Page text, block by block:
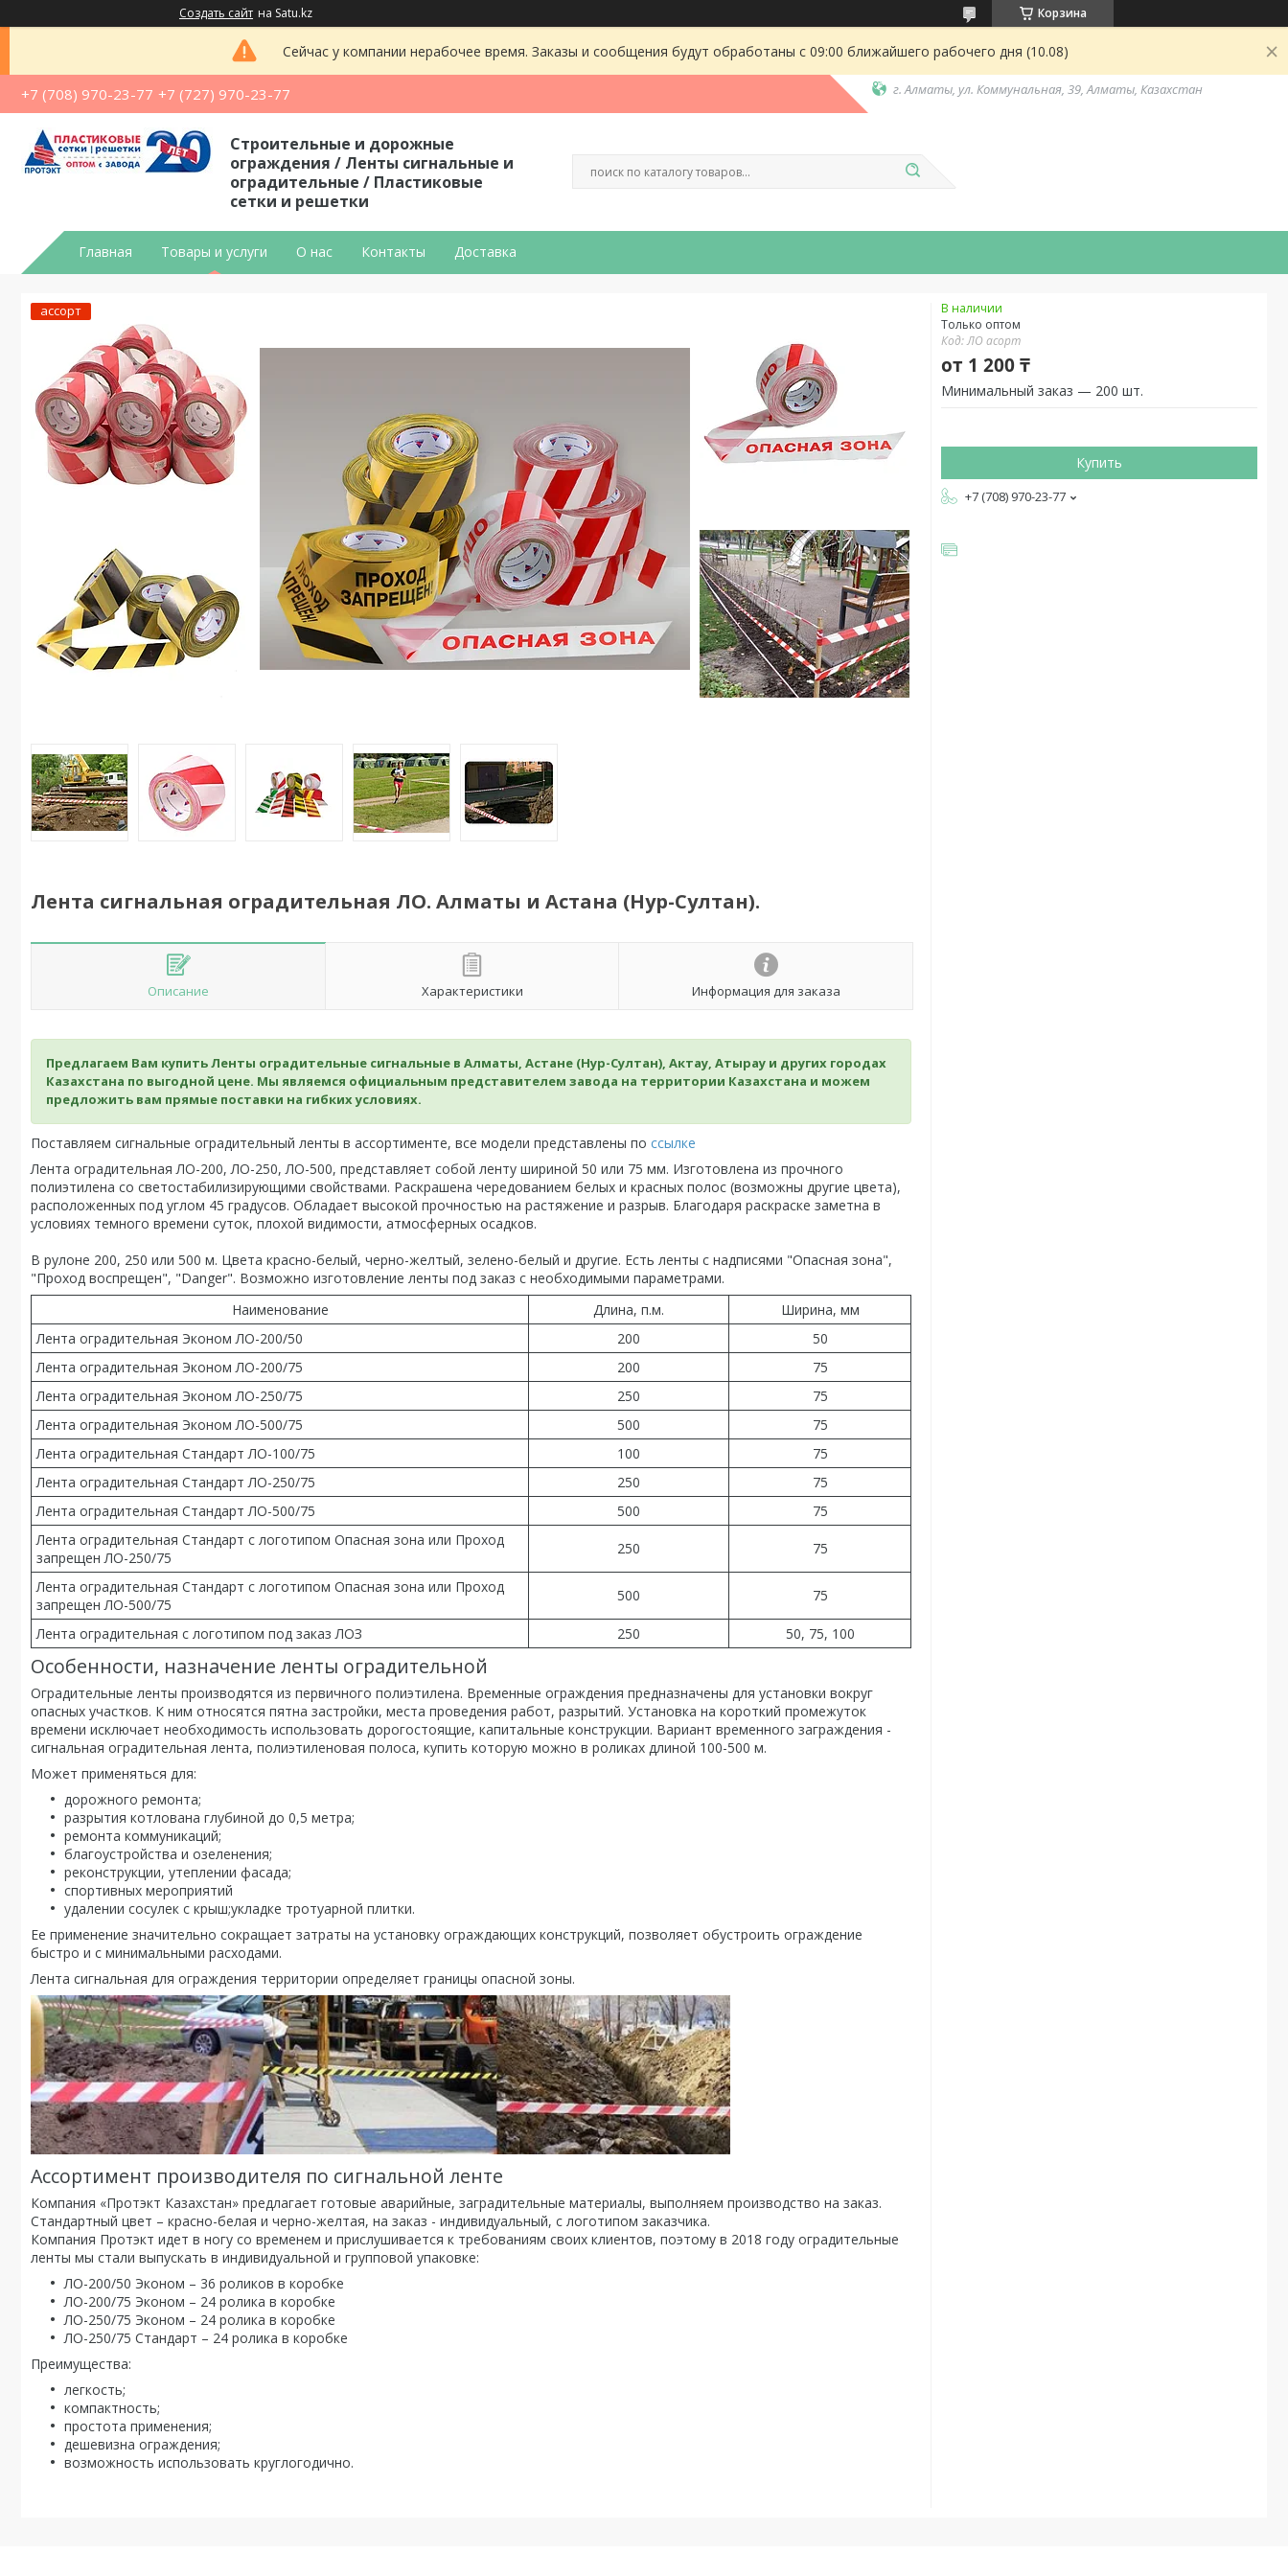
Создать сайт на Satu.kz Корзина
Сейчас у компании нерабочее время. Заказы и сообщения будут обработаны с 09:00 ближайшего рабочего дня (10.08)
+7 (708) 970-23-77 +7 (727) 970-23-77 г. Алматы, ул. Коммунальная, 39, Алматы, Казахстан
Строительные и дорожные
ограждения / Ленты сигнальные и
оградительные / Пластиковые
сетки и решетки
Главная Товары и услуги О нас Контакты Доставка
ассорт
Лента сигнальная оградительная ЛО. Алматы и Астана (Нур-Султан).
Описание Характеристики Информация для заказа
Предлагаем Вам купить Ленты оградительные сигнальные в Алматы, Астане (Нур-Султан), Актау, Атырау и других городах
Казахстана по выгодной цене. Мы являемся официальным представителем завода на территории Казахстана и можем
предложить вам прямые поставки на гибких условиях.
Поставляем сигнальные оградительный ленты в ассортименте, все модели представлены по ссылке
Лента оградительная ЛО-200, ЛО-250, ЛО-500, представляет собой ленту шириной 50 или 75 мм. Изготовлена из прочного
полиэтилена со светостабилизирующими свойствами. Раскрашена чередованием белых и красных полос (возможны другие цвета),
расположенных под углом 45 градусов. Обладает высокой прочностью на растяжение и разрыв. Благодаря раскраске заметна в
условиях темного времени суток, плохой видимости, атмосферных осадков.
В рулоне 200, 250 или 500 м. Цвета красно-белый, черно-желтый, зелено-белый и другие. Есть ленты с надписями "Опасная зона",
"Проход воспрещен", "Danger". Возможно изготовление ленты под заказ с необходимыми параметрами.
Наименование
Длина, п.м.
Ширина, мм
Лента оградительная Эконом ЛО-200/50
200
50
Лента оградительная Эконом ЛО-200/75
200
75
Лента оградительная Эконом ЛО-250/75
250
75
Лента оградительная Эконом ЛО-500/75
500
75
Лента оградительная Стандарт ЛО-100/75
100
75
Лента оградительная Стандарт ЛО-250/75
250
75
Лента оградительная Стандарт ЛО-500/75
500
75
Лента оградительная Стандарт с логотипом Опасная зона или Проход
запрещен ЛО-250/75
250 75
Лента оградительная Стандарт с логотипом Опасная зона или Проход
запрещен ЛО-500/75
500 75
Лента оградительная с логотипом под заказ ЛОЗ 250 50, 75, 100
Особенности, назначение ленты оградительной
Оградительные ленты производятся из первичного полиэтилена. Временные ограждения предназначены для установки вокруг
опасных участков. К ним относятся пятна застройки, места проведения работ, разрытий. Установка на короткий промежуток
времени исключает необходимость использовать дорогостоящие, капитальные конструкции. Вариант временного заграждения -
сигнальная оградительная лента, полиэтиленовая полоса, купить которую можно в роликах длиной 100-500 м.
Может применяться для:
дорожного ремонта;
разрытия котлована глубиной до 0,5 метра;
ремонта коммуникаций;
благоустройства и озеленения;
реконструкции, утеплении фасада;
спортивных мероприятий
удалении сосулек с крыш;укладке тротуарной плитки.
Ее применение значительно сокращает затраты на установку ограждающих конструкций, позволяет обустроить ограждение
быстро и с минимальными расходами.
Лента сигнальная для ограждения территории определяет границы опасной зоны.
Ассортимент производителя по сигнальной ленте
Компания «Протэкт Казахстан» предлагает готовые аварийные, заградительные материалы, выполняем производство на заказ.
Стандартный цвет – красно-белая и черно-желтая, на заказ - индивидуальный, с логотипом заказчика.
Компания Протэкт идет в ногу со временем и прислушивается к требованиям своих клиентов, поэтому в 2018 году оградительные
ленты мы стали выпускать в индивидуальной и групповой упаковке:
ЛО-200/50 Эконом – 36 роликов в коробке
ЛО-200/75 Эконом – 24 ролика в коробке
ЛО-250/75 Эконом – 24 ролика в коробке
ЛО-250/75 Стандарт – 24 ролика в коробке
Преимущества:
легкость;
компактность;
простота применения;
дешевизна ограждения;
возможность использовать круглогодично.
В наличии
Только оптом
Код:ЛО асорт
от 1 200 ₸
Минимальный заказ — 200 шт.
Купить
+7 (708) 970-23-77